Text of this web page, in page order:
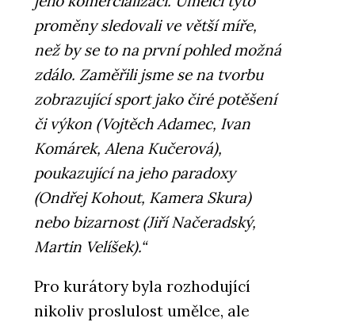
proměny sledovali ve větší míře,
než by se to na první pohled možná
zdálo. Zaměřili jsme se na tvorbu
zobrazující sport jako čiré potěšení
či výkon (Vojtěch Adamec, Ivan
Komárek, Alena Kučerová),
poukazující na jeho paradoxy
(Ondřej Kohout, Kamera Skura)
nebo bizarnost (Jiří Načeradský,
Martin Velíšek).“
Pro kurátory byla rozhodující
nikoliv proslulost umělce, ale